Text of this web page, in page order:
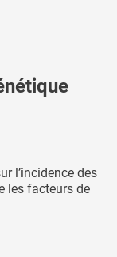
l’incidence des
les facteurs de